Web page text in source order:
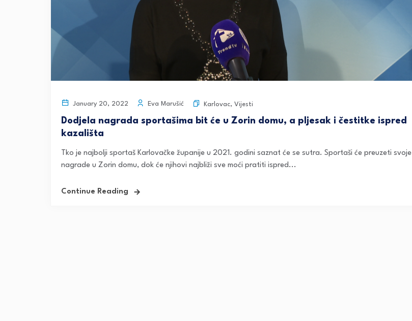
January 20, 2022 Eva Marušić Karlovac, Vijesti
Dodjela nagrada sportašima bit će u Zorin domu, a pljesak i čestitke ispred
kazališta
Tko je najbolji sportaš Karlovačke županije u 2021. godini saznat će se sutra. Sportaši će preuzeti svoje
nagrade u Zorin domu, dok će njihovi najbliži sve moći pratiti ispred...
Continue Reading